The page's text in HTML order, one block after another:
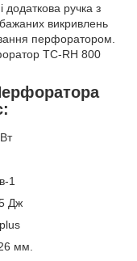
додаткова ручка з
викривлень
перфоратором.
TC-RH 800
1
мм.